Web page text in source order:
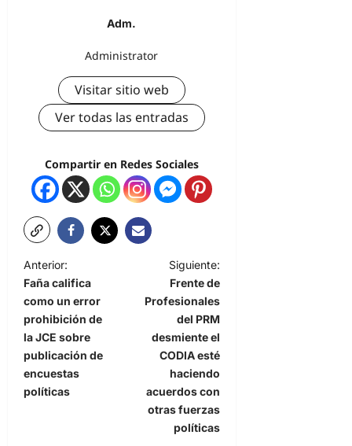
Adm.
Administrator
Visitar sitio web
Ver todas las entradas
Compartir en Redes Sociales
Anterior:
Faña califica
como un error
prohibición de
la JCE sobre
publicación de
encuestas
políticas
Siguiente:
Frente de
Profesionales
del PRM
desmiente el
CODIA esté
haciendo
acuerdos con
otras fuerzas
políticas